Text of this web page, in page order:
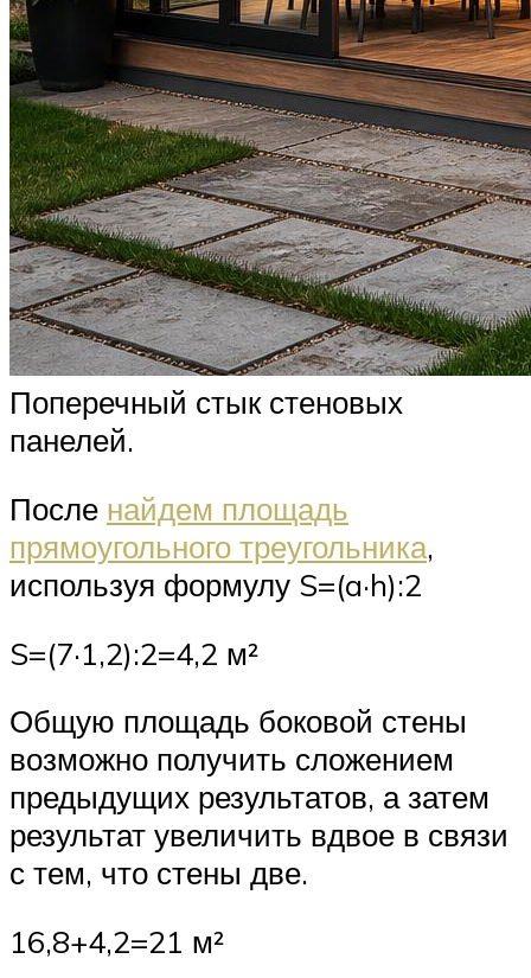
Поперечный стык стеновых
панелей.
После найдем площадь
прямоугольного треугольника,
используя формулу S=(a·h):2
S=(7·1,2):2=4,2 м²
Общую площадь боковой стены
возможно получить сложением
предыдущих результатов, а затем
результат увеличить вдвое в связи
с тем, что стены две.
16,8+4,2=21 м²